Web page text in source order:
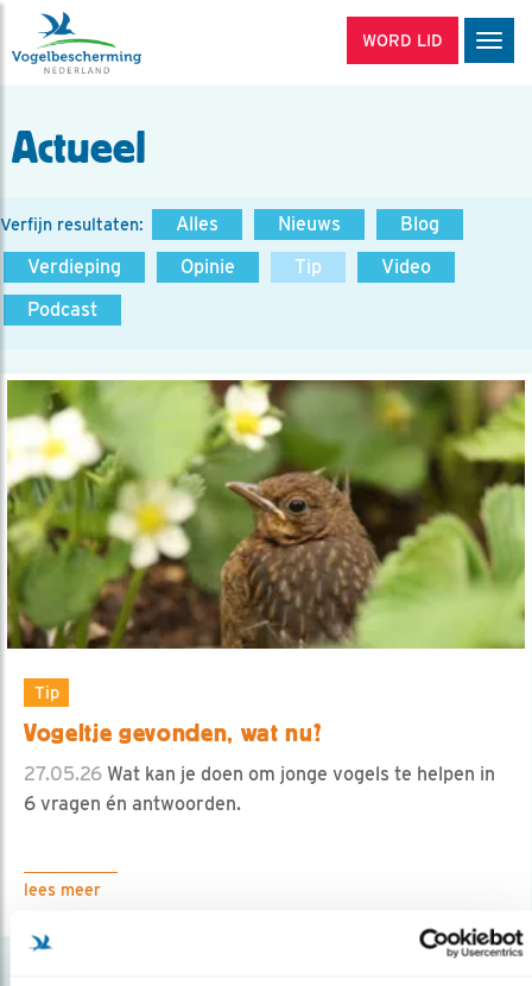
WORD LID
Actueel
Verfijn resultaten: Alles Nieuws
Blog
Verdieping
Opinie Tip
Video
Podcast
Tip
Vogeltje gevonden, wat nu?
27.05.26 Wat kan je doen om jonge vogels te helpen in
6 vragen én antwoorden.
lees meer